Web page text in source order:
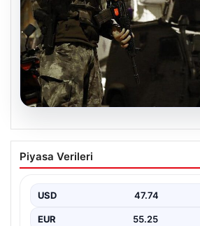
07.08.2026
DAEŞ’e Yönelik 30 İlde Eş
Operasyon Yapıldı
bir operasyon düzenlendi. İçişleri
koordinasyonunda…
Piyasa Verileri
USD 47.74
EUR 55.25